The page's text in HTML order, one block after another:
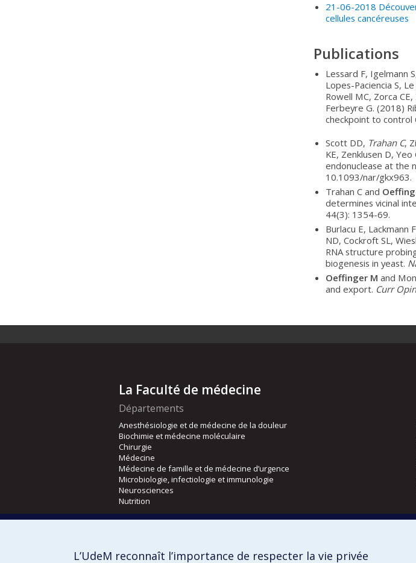
21-06-2018
cellules cancéreuses
Publications
Lessard F, Igelmann
Lopes-Paciencia S,
Rowell MC, Zorca
Ferbeyre G. (2018)
checkpoint to control
Scott DD, Trahan C,
KE, Zenklusen D, Yeo
endonuclease at the
10.1093/nar/gkx963.
Trahan C and
determines vicinal
44(3): 1354-69.
Burlacu E, Lackmann
ND, Cockroft SL,
RNA structure
biogenesis in yeast.
Oeffinger M and
and export. Curr
La Faculté de médecine
Départements
Anesthésiologie et de médecine de la douleur
Biochimie et médecine moléculaire
Chirurgie
Médecine
Médecine de famille et de médecine d’urgence
Microbiologie, infectiologie et immunologie
Neurosciences
Nutrition
Orthophonie et audiologie
L’UdeM reconnaît l’importance de respecter la vie privée